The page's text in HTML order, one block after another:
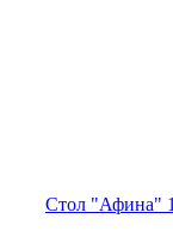
Стол "Афина"